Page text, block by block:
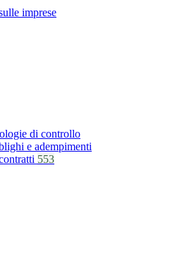
imprese
di controllo
e adempimenti
553